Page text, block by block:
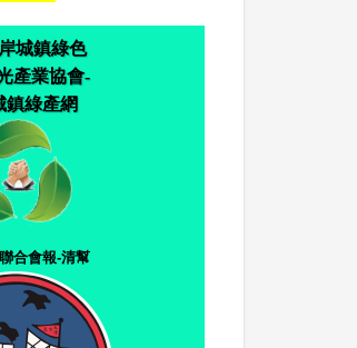
城鎮綠色
產業協會-
鎮綠產網
合會報-清幫